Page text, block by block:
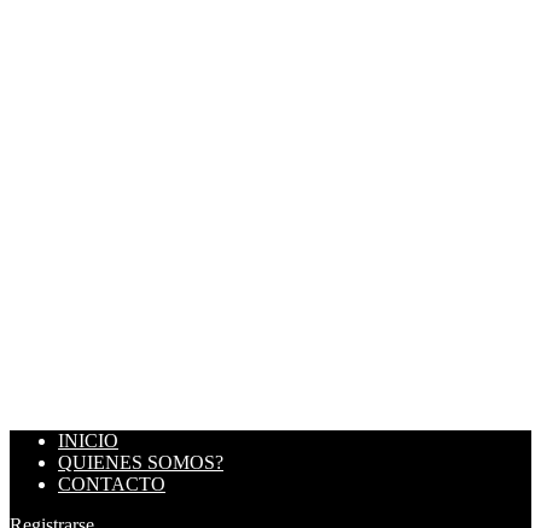
INICIO
QUIENES SOMOS?
CONTACTO